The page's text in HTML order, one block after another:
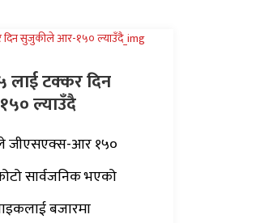
लाई टक्कर दिन
ल्याउँदै
जीएसएक्स-आर १५०
सार्वजनिक भएको
बजारमा